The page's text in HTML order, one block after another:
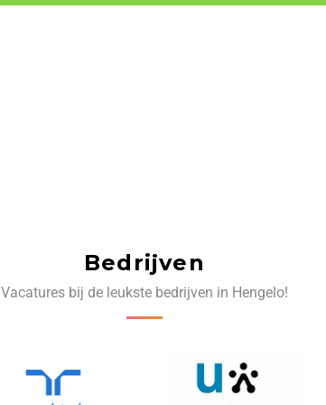
Bedrijven
Vacatures bij de leukste bedrijven in Hengelo!